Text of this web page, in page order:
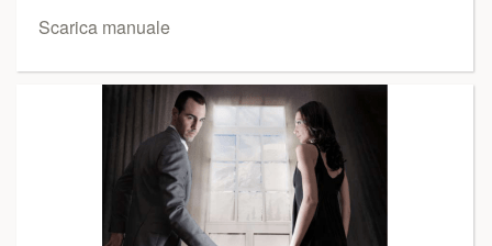
Scarica manuale